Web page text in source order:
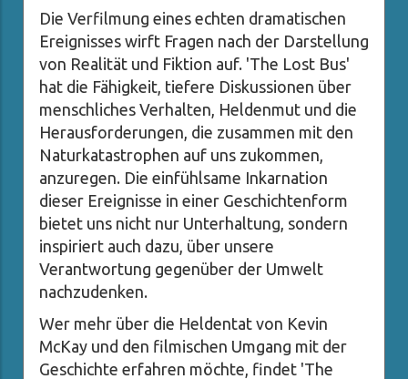
Die Verfilmung eines echten dramatischen
Ereignisses wirft Fragen nach der Darstellung
von Realität und Fiktion auf. 'The Lost Bus'
hat die Fähigkeit, tiefere Diskussionen über
menschliches Verhalten, Heldenmut und die
Herausforderungen, die zusammen mit den
Naturkatastrophen auf uns zukommen,
anzuregen. Die einfühlsame Inkarnation
dieser Ereignisse in einer Geschichtenform
bietet uns nicht nur Unterhaltung, sondern
inspiriert auch dazu, über unsere
Verantwortung gegenüber der Umwelt
nachzudenken.
Wer mehr über die Heldentat von Kevin
McKay und den filmischen Umgang mit der
Geschichte erfahren möchte, findet 'The